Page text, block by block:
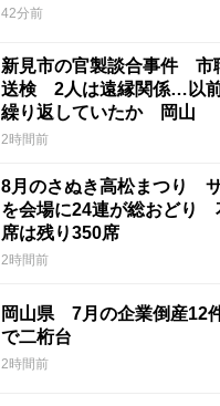
42分前
新見市の官製談合事件 市
送検 2人は遠縁関係…以
繰り返していたか 岡山
2時間前
8月のさぬき高松まつり
を会場に24連が総おどり
席は残り350席
2時間前
岡山県 7月の企業倒産12
で二桁台
2時間前